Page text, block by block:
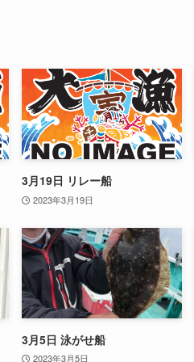
3月19日 リレー船
2023年3月19日
3月5日 泳がせ船
2023年3月5日